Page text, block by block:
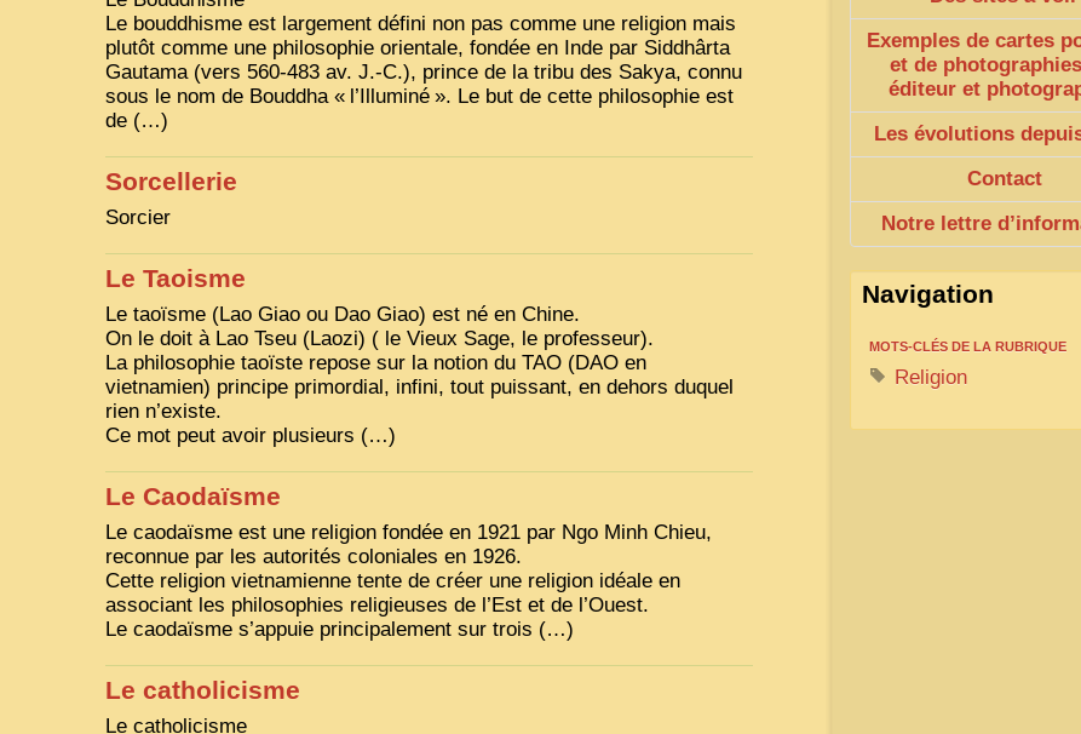
Le bouddhisme est largement défini non pas comme une religion mais
plutôt comme une philosophie orientale, fondée en Inde par Siddhârta
Gautama (vers 560-483 av. J.-C.), prince de la tribu des Sakya, connu
sous le nom de Bouddha « l’Illuminé ». Le but de cette philosophie est
de (…)
Sorcellerie
Sorcier
Le Taoisme
Le taoïsme (Lao Giao ou Dao Giao) est né en Chine.
On le doit à Lao Tseu (Laozi) ( le Vieux Sage, le professeur).
La philosophie taoïste repose sur la notion du TAO (DAO en
vietnamien) principe primordial, infini, tout puissant, en dehors duquel
rien n’existe.
Ce mot peut avoir plusieurs (…)
Le Caodaïsme
Le caodaïsme est une religion fondée en 1921 par Ngo Minh Chieu,
reconnue par les autorités coloniales en 1926.
Cette religion vietnamienne tente de créer une religion idéale en
associant les philosophies religieuses de l’Est et de l’Ouest.
Le caodaïsme s’appuie principalement sur trois (…)
Le catholicisme
Le catholicisme
Exemples de cartes
et de
éditeur et
Les évolutions
Contact
Notre lettre
Navigation
MOTS-CLÉS DE LA RUBRIQUE
Religion